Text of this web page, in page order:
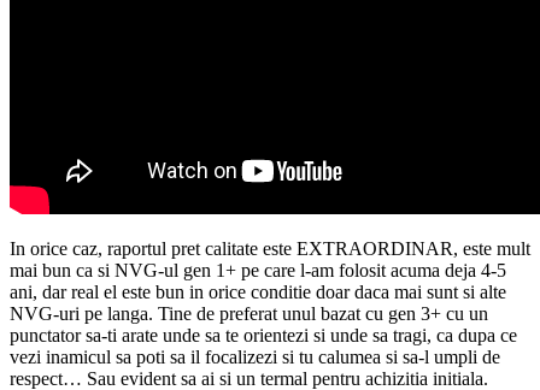
In orice caz, raportul pret calitate este EXTRAORDINAR, este mult
mai bun ca si NVG-ul gen 1+ pe care l-am folosit acuma deja 4-5
ani, dar real el este bun in orice conditie doar daca mai sunt si alte
NVG-uri pe langa. Tine de preferat unul bazat cu gen 3+ cu un
punctator sa-ti arate unde sa te orientezi si unde sa tragi, ca dupa ce
vezi inamicul sa poti sa il focalizezi si tu calumea si sa-l umpli de
respect… Sau evident sa ai si un termal pentru achizitia initiala.